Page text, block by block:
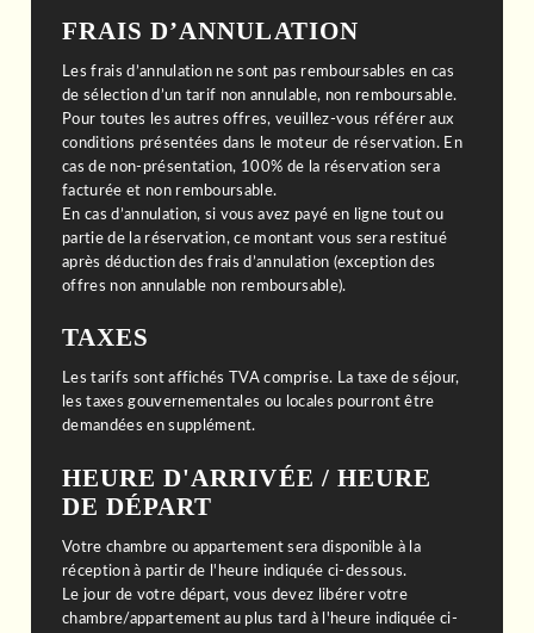
FRAIS D’ANNULATION
Les frais d’annulation ne sont pas remboursables en cas
de sélection d’un tarif non annulable, non remboursable.
Pour toutes les autres offres, veuillez-vous référer aux
conditions présentées dans le moteur de réservation. En
cas de non-présentation, 100% de la réservation sera
facturée et non remboursable.
En cas d’annulation, si vous avez payé en ligne tout ou
partie de la réservation, ce montant vous sera restitué
après déduction des frais d’annulation (exception des
offres non annulable non remboursable).
TAXES
Les tarifs sont affichés TVA comprise. La taxe de séjour,
les taxes gouvernementales ou locales pourront être
demandées en supplément.
HEURE D'ARRIVÉE / HEURE
DE DÉPART
Votre chambre ou appartement sera disponible à la
réception à partir de l'heure indiquée ci-dessous.
Le jour de votre départ, vous devez libérer votre
chambre/appartement au plus tard à l'heure indiquée ci-
CONTACT & ACCÈS
RÉSERVER